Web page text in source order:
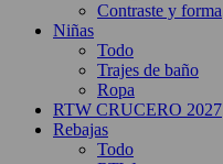
Contraste y forma
Niñas
Todo
Trajes de baño
Ropa
RTW CRUCERO 2027
Rebajas
Todo